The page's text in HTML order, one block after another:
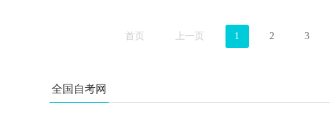
首页 上一页 1 2 3
全国自考网